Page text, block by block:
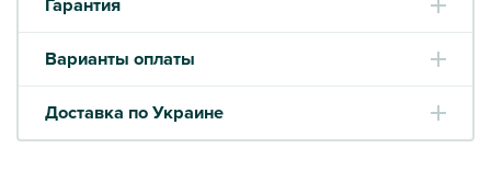
Варианты оплаты
Доставка по Украине